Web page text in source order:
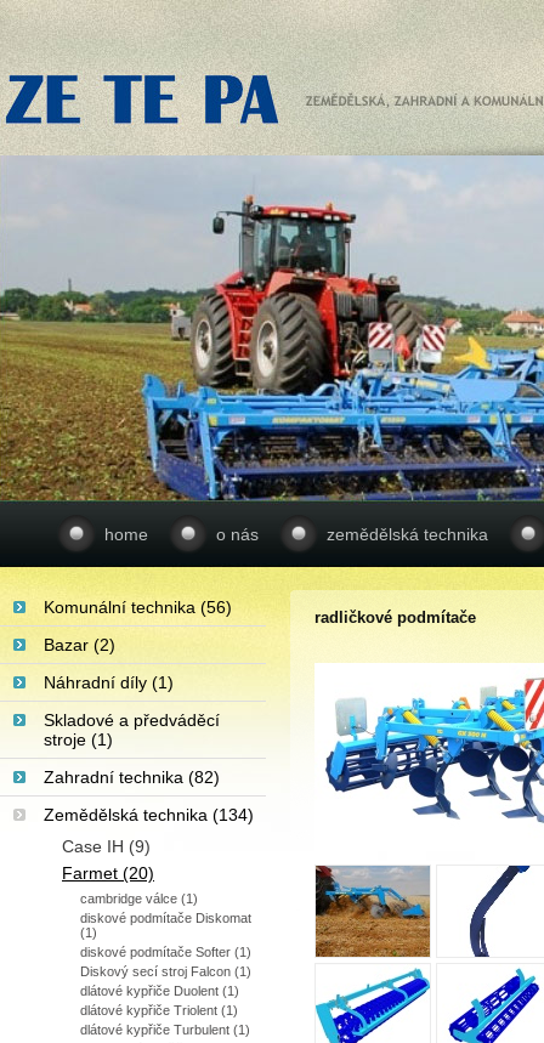
home o nás zemědělská technika
radličkové podmítače
Komunální technika (56)
Bazar (2)
Náhradní díly (1)
Skladové a předváděcí
stroje (1)
Zahradní technika (82)
Zemědělská technika (134)
Case IH (9)
Farmet (20)
cambridge válce (1)
diskové podmítače Diskomat
(1)
diskové podmítače Softer (1)
Diskový secí stroj Falcon (1)
dlátové kypřiče Duolent (1)
dlátové kypřiče Triolent (1)
dlátové kypřiče Turbulent (1)